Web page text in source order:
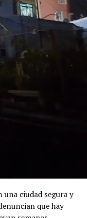
ciudad segura y
que hay